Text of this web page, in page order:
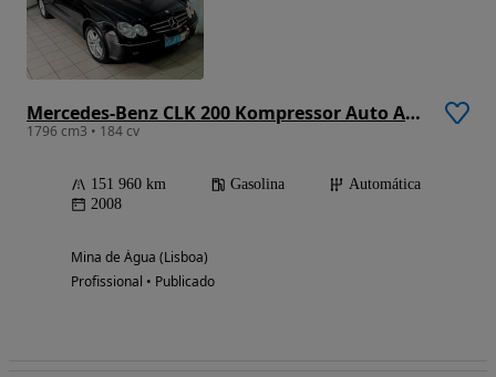
Mercedes-Benz CLK 200 Kompressor Auto Avantgarde
1796 cm3 • 184 cv
151 960 km Gasolina
Automática
2008
Mina de Água (Lisboa)
Profissional • Publicado